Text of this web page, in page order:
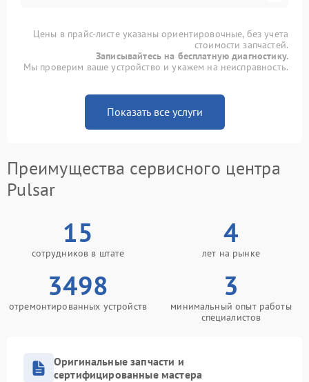
Цены в прайс-листе указаны ориентировочные, без учета
стоимости запчастей.
Записывайтесь на бесплатную диагностику.
Мы проверим ваше устройство и укажем на неисправность.
Показать все услуги
Преимущества сервисного центра
Pulsar
15
сотрудников в штате
4
лет на рынке
3498
отремонтированных устройств
3
минимальный опыт работы
специалистов
Оригинальные запчасти и
сертифицированные мастера